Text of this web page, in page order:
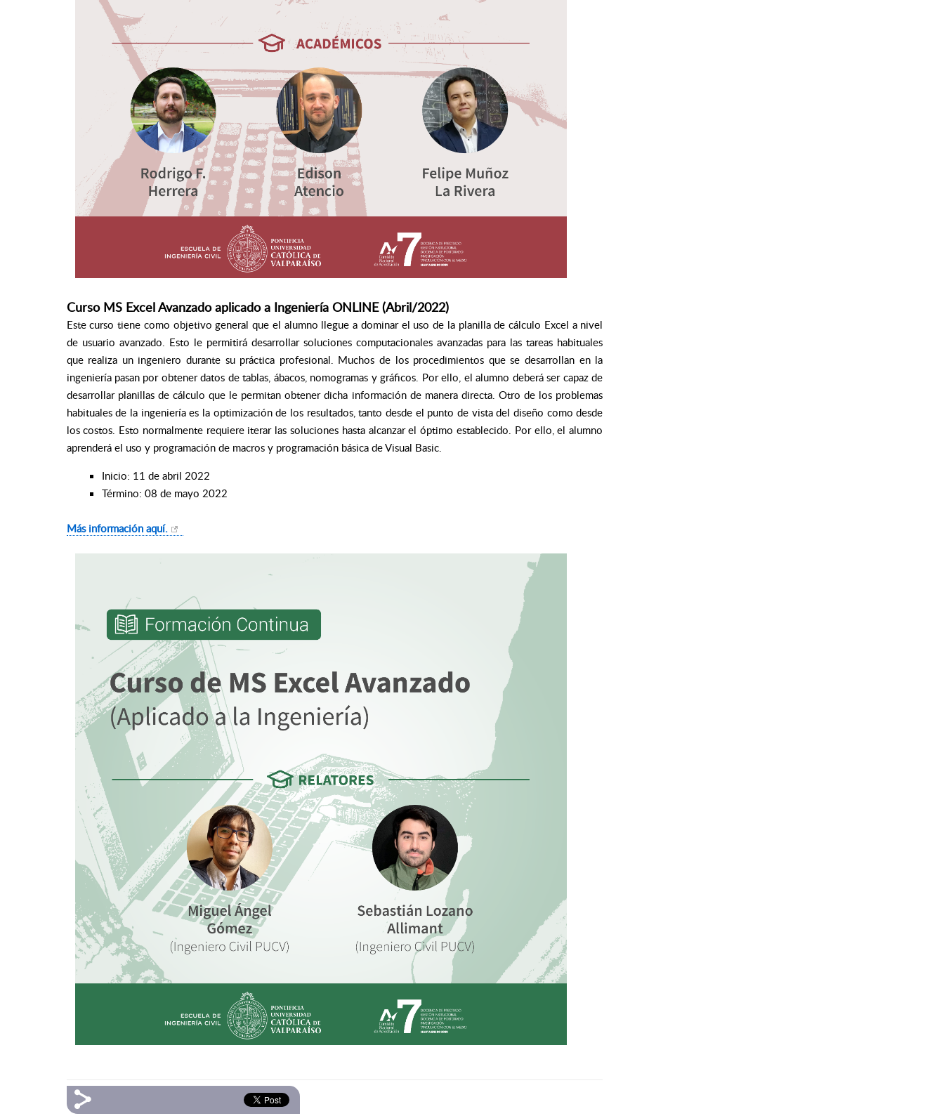
Curso MS Excel Avanzado aplicado a Ingeniería ONLINE (Abril/2022)
Este curso tiene como objetivo general que el alumno llegue a dominar el uso de la planilla de cálculo Excel a nivel
de usuario avanzado. Esto le permitirá desarrollar soluciones computacionales avanzadas para las tareas habituales
que realiza un ingeniero durante su práctica profesional. Muchos de los procedimientos que se desarrollan en la
ingeniería pasan por obtener datos de tablas, ábacos, nomogramas y gráficos. Por ello, el alumno deberá ser capaz de
desarrollar planillas de cálculo que le permitan obtener dicha información de manera directa. Otro de los problemas
habituales de la ingeniería es la optimización de los resultados, tanto desde el punto de vista del diseño como desde
los costos. Esto normalmente requiere iterar las soluciones hasta alcanzar el óptimo establecido. Por ello, el alumno
aprenderá el uso y programación de macros y programación básica de Visual Basic.
Inicio: 11 de abril 2022
Término: 08 de mayo 2022
Más información aquí.